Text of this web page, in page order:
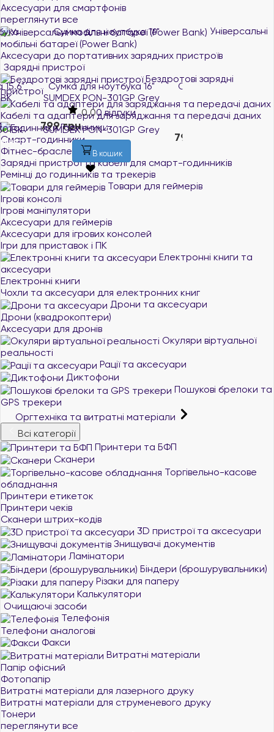
Аксесуари для смартфонів
переглянути все
Універсальні
мобільні батареї (Power Bank)
Аксесуари до портативних зарядних пристроїв
Зарядні пристрої
Бездротові зарядні
пристрої
Кабелі та адаптери для заряджання та передачі даних
Годинники
Смарт-годинники
Фітнес-браслети
Зарядні пристрої та кабелі для смарт-годинників
Ремінці до годинників та трекерів
Товари для геймерів
Ігрові консолі
Ігрові маніпулятори
Аксесуари для геймерів
Аксесуари для ігрових консолей
Ігри для приставок і ПК
Електронні книги та
аксесуари
Електронні книги
Чохли та аксесуари для електронних книг
Дрони та аксесуари
Дрони (квадрокоптери)
Аксесуари для дронів
Окуляри віртуальної
реальності
Рації та аксесуари
Диктофони
Пошукові брелоки та
GPS трекери
Оргтехніка та витратні матеріали
Всі категорії
Принтери та БФП
Сканери
Торгівельно-касове
обладнання
Принтери етикеток
Принтери чеків
Сканери штрих-кодів
3D пристрої та аксесуари
Знищувачі документів
Ламінатори
Біндери (брошурувальники)
Різаки для паперу
Калькулятори
Очищаючі засоби
Телефонія
Телефони аналогові
Факси
Витратні матеріали
Папір офісний
Фотопапір
Витратні матеріали для лазерного друку
Витратні матеріали для струменевого друку
Тонери
переглянути все
Сумка для ноутбука 16"
SUMDEX PON-301GP Grey
0.00 відгуки
В наявності
799 грн
В кошик
Сумка для ноутбука 15.6"
SUMDEX PON-301RD
Red/Gray
0 відгуки
799 грн
В кошик